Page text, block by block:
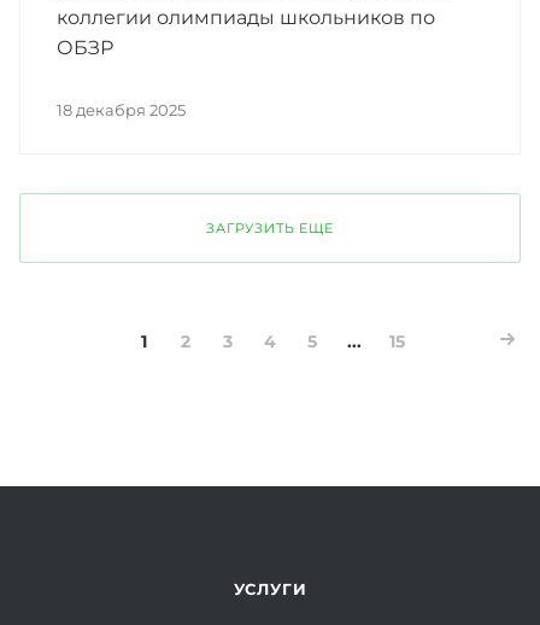
коллегии олимпиады школьников по
ОБЗР
18 декабря 2025
ЗАГРУЗИТЬ ЕЩЕ
1 2 3 4 5 ... 15
УСЛУГИ